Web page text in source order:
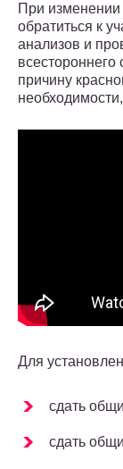
При изменении
обратиться к
анализов и
всестороннего
причину
Для
сдать
сдать